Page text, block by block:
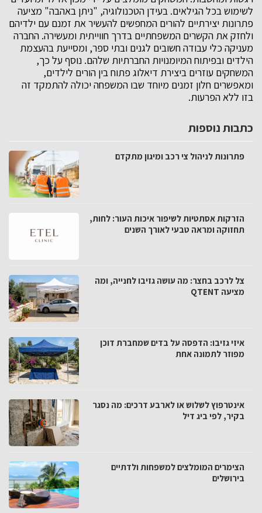
לשימוש בכל הגילאים. בעידן הטכנולוגיה, "ניתן באהבה" מציעה
פתרונות יצירתיים להורים המחפשים להעשיר את זמנם עם ילדיהם
ולחזק את הקשרים המשפחתיים בדרך חווייתית ומעשירה. החברה
מעניקה כלי עבודה חשובים לגנים ובתי ספר, ומסייעת בהעצמת
הילדים ובפיתוח המיומנויות החברתיות שלהם. נוסף על כך,
המשחקים עוזרים ביצירת דיאלוג פתוח בין הורים לילדים,
ומאפשרים חלון זמנים מיוחד שבו המשפחה יכולה להתמקד זה
בזו ללא הפרעות.
כתבות נוספות
פתרונות לניהול צי רכב ומיגון מתקדם
הזרקות אסתטיות לשיפור איכות העור: לחות,
תחזוקה ומראה טבעי לאורך השנים
צל לרכב בחצר: מה עושה גזיבו לחנייה, ומה
מציעה QTENT
איזי גזיבו: הדפסה על בדים שמחברת דוכן
מפוזר לתמונה אחת
אינטרפוץ לשלוש או לארבע דרכים: מה נסגר
בקיר, לפי ביג דיל
הצימרים המומלצים למשפחות ולדתיים
בירושלים